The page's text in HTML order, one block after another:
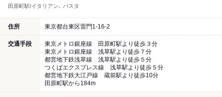
田原町駅/イタリアン､ パスタ
住所 東京都台東区雷門1-16-2
交通手段
東京メトロ銀座線 田原町駅より徒歩３分
東京メトロ銀座線 浅草駅より徒歩７分
都営地下鉄浅草線 浅草駅より徒歩５分
つくばエクスプレス線 浅草駅より徒歩５分
都営地下鉄大江戸線 蔵前駅より徒歩10分
田原町駅から184m